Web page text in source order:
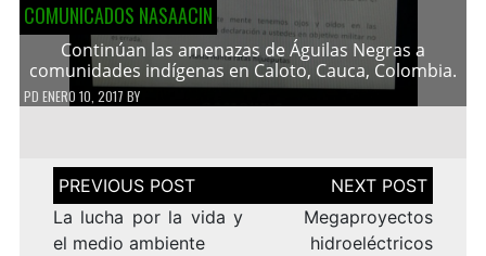
COMUNICADOS NASAACIN
Continúan las amenazas de Águilas Negras a
comunidades indígenas en Caloto, Cauca, Colombia.
PD ENERO 10, 2017 BY
Navegación
de
entradas
La lucha por la vida y
el medio ambiente
Megaproyectos
hidroeléctricos